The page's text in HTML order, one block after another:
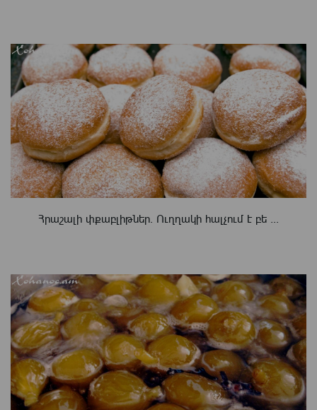
Հրաշալի փքաբլիթներ. Ուղղակի հալչում է բե ...